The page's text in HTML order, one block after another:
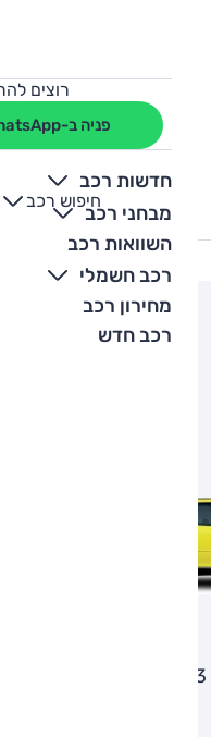
רוצים
פניה ב-WhatsApp
חדשות רכב
מבחני רכב
השוואות רכב
רכב חשמלי
מחירון רכב
רכב חדש
חיפוש רכב
+
-